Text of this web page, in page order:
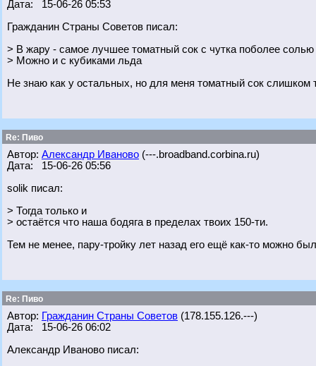
Дата: 15-06-26 05:53
Гражданин Страны Советов писал:
> В жару - самое лучшее томатный сок с чутка поболее солью
> Можно и с кубиками льда
Не знаю как у остальных, но для меня томатный сок слишком
Re: Пиво
Автор: Александр Иваново (---.broadband.corbina.ru)
Дата: 15-06-26 05:56
solik писал:
> Тогда только и
> остаётся что наша бодяга в пределах твоих 150-ти.
Тем не менее, пару-тройку лет назад его ещё как-то можно
Re: Пиво
Автор: Гражданин Страны Советов (178.155.126.---)
Дата: 15-06-26 06:02
Александр Иваново писал: